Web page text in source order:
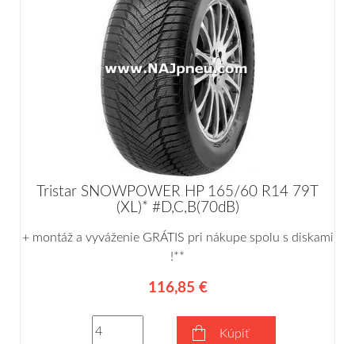
Tristar SNOWPOWER HP 165/60 R14 79T
(XL)* #D,C,B(70dB)
+ montáž a vyváženie GRÁTIS pri nákupe spolu s diskami
!**
116,85 €
Kúpiť